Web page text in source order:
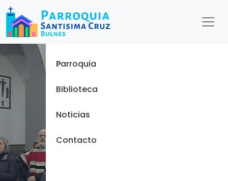
Menu
Inicio
Parroquia
Biblioteca
Noticias
Contacto